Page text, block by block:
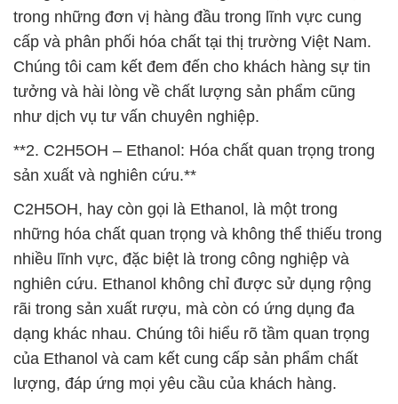
trong những đơn vị hàng đầu trong lĩnh vực cung
cấp và phân phối hóa chất tại thị trường Việt Nam.
Chúng tôi cam kết đem đến cho khách hàng sự tin
tưởng và hài lòng về chất lượng sản phẩm cũng
như dịch vụ tư vấn chuyên nghiệp.
**2. C2H5OH – Ethanol: Hóa chất quan trọng trong
sản xuất và nghiên cứu.**
C2H5OH, hay còn gọi là Ethanol, là một trong
những hóa chất quan trọng và không thể thiếu trong
nhiều lĩnh vực, đặc biệt là trong công nghiệp và
nghiên cứu. Ethanol không chỉ được sử dụng rộng
rãi trong sản xuất rượu, mà còn có ứng dụng đa
dạng khác nhau. Chúng tôi hiểu rõ tầm quan trọng
của Ethanol và cam kết cung cấp sản phẩm chất
lượng, đáp ứng mọi yêu cầu của khách hàng.